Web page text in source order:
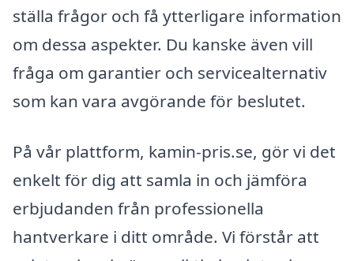
ställa frågor och få ytterligare information
om dessa aspekter. Du kanske även vill
fråga om garantier och servicealternativ
som kan vara avgörande för beslutet.
På vår plattform, kamin-pris.se, gör vi det
enkelt för dig att samla in och jämföra
erbjudanden från professionella
hantverkare i ditt område. Vi förstår att